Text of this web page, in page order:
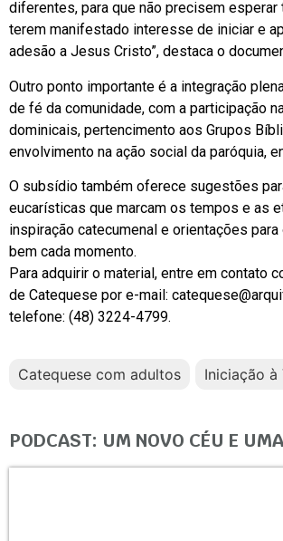
diferentes, para que não precisem esperar
terem manifestado interesse de iniciar e
adesão a Jesus Cristo”, destaca o
Outro ponto importante é a integração
de fé da comunidade, com a participação
dominicais, pertencimento aos Grupos
envolvimento na ação social da paróquia,
O subsídio também oferece sugestões
eucarísticas que marcam os tempos e as
inspiração catecumenal e orientações
bem cada momento.
Para adquirir o material, entre em contato
de Catequese por e-mail:
telefone: (48) 3224-4799.
Catequese com adultos Iniciação à
PODCAST: UM NOVO CÉU E